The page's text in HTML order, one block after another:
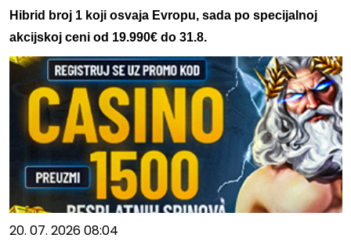
Hibrid broj 1 koji osvaja Evropu, sada po specijalnoj
akcijskoj ceni od 19.990€ do 31.8.
20. 07. 2026 08:04